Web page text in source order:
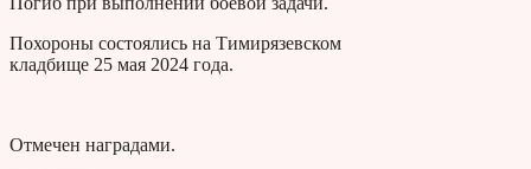
Похороны состоялись на Тимирязевском
кладбище 25 мая 2024 года.
Отмечен наградами.